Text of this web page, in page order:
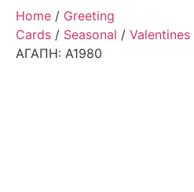
Home / Greeting
Cards / Seasonal / Valentines
ΑΓΑΠΗ: Α1980